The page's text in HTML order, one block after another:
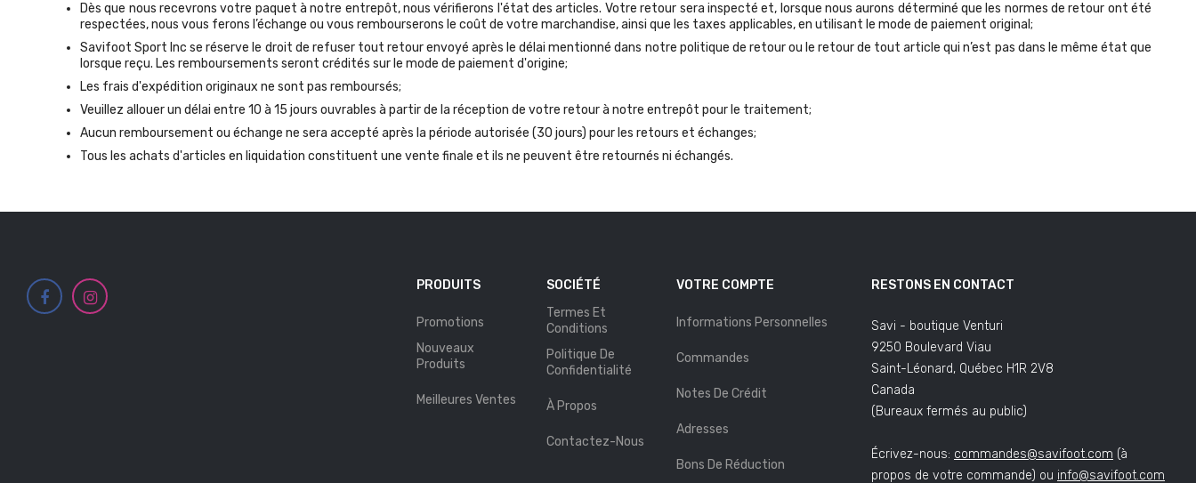
Dès que nous recevrons votre paquet à notre entrepôt, nous vérifierons l'état des articles. Votre retour sera inspecté et, lorsque nous aurons déterminé que les normes de retour ont été
respectées, nous vous ferons l’échange ou vous rembourserons le coût de votre marchandise, ainsi que les taxes applicables, en utilisant le mode de paiement original;
Savifoot Sport Inc se réserve le droit de refuser tout retour envoyé après le délai mentionné dans notre politique de retour ou le retour de tout article qui n’est pas dans le même état que
lorsque reçu. Les remboursements seront crédités sur le mode de paiement d'origine;
Les frais d'expédition originaux ne sont pas remboursés;
Veuillez allouer un délai entre 10 à 15 jours ouvrables à partir de la réception de votre retour à notre entrepôt pour le traitement;
Aucun remboursement ou échange ne sera accepté après la période autorisée (30 jours) pour les retours et échanges;
Tous les achats d'articles en liquidation constituent une vente finale et ils ne peuvent être retournés ni échangés.
PRODUITS
Promotions
Nouveaux
Produits
Meilleures Ventes
SOCIÉTÉ
Termes Et
Conditions
Politique De
Confidentialité
À Propos
Contactez-Nous
VOTRE COMPTE
Informations Personnelles
Commandes
Notes De Crédit
Adresses
Bons De Réduction
RESTONS EN CONTACT
Savi - boutique Venturi
9250 Boulevard Viau
Saint-Léonard, Québec H1R 2V8
Canada
(Bureaux fermés au public)
Écrivez-nous: commandes@savifoot.com (à
propos de votre commande) ou info@savifoot.com